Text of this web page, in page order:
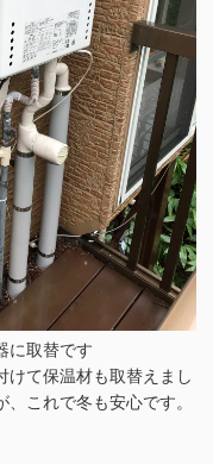
に取替です
けて保温材も取替えまし
これで冬も安心です。